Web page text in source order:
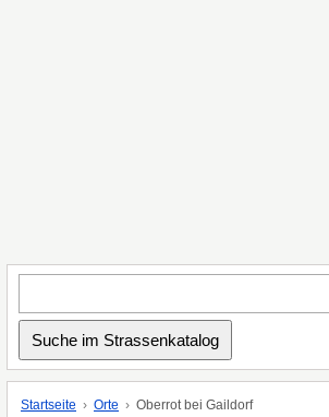
Startseite Orte Oberrot bei Gaildorf